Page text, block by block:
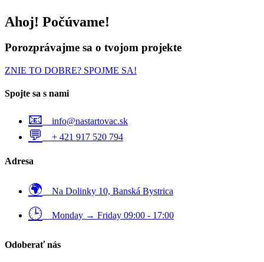
Ahoj! Počúvame!
Porozprávajme sa o tvojom projekte
ZNIE TO DOBRE? SPOJME SA!
Spojte sa s nami
📧 info@nastartovac.sk
💬 + 421 917 520 794
Adresa
🌍 Na Dolinky 10, Banská Bystrica
🕒 Monday → Friday 09:00 - 17:00
Odoberať nás